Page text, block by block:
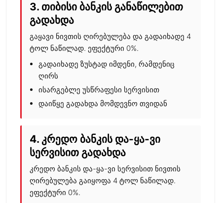
3. თიბისი ბანკის განაწილებით
გადახდა
გაყავი ნივთის ღირებულება და გადაიხადე 4
ტოლ ნაწილად. ეფექტური 0%.
გადაიხადე ზუსტად იმდენი, რამდენიც
ღირს
ისარგებლე უსწრაფესი სერვისით
დაიწყე გადახდა მომდევნო თვიდან
4. კრედო ბანკის და-ყა-ვი
სერვისით გადახდა
კრედო ბანკის და-ყა-ვი სერვისით ნივთის
ღირებულება გაიყოფა 4 ტოლ ნაწილად.
ეფექტური 0%.